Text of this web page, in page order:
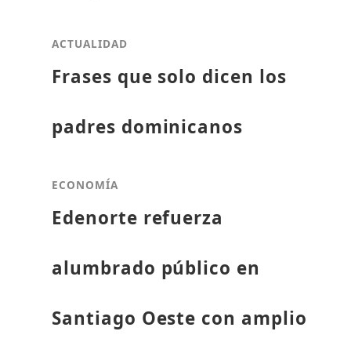
ACTUALIDAD
Frases que solo dicen los
padres dominicanos
ECONOMÍA
Edenorte refuerza
alumbrado público en
Santiago Oeste con amplio